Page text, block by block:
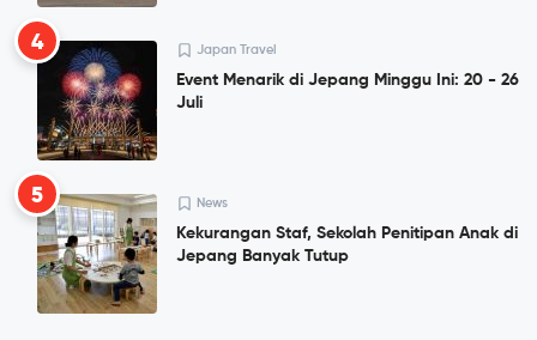
4 Japan Travel
Event Menarik di Jepang Minggu Ini: 20 - 26
Juli
5 News
Kekurangan Staf, Sekolah Penitipan Anak di
Jepang Banyak Tutup